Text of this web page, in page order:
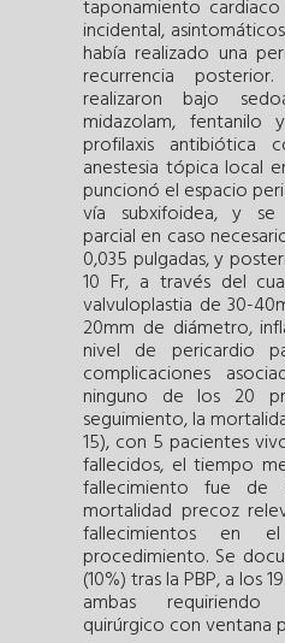
taponamiento
incidental,
había realizado una
recurrencia
realizaron bajo
midazolam, fentanilo
profilaxis antibiótica
anestesia tópica local
puncionó el espacio
vía subxifoidea, y se
parcial en caso
0,035 pulgadas, y
10 Fr, a través del
valvuloplastia de 30-
20mm de diámetro,
nivel de pericardio
complicaciones
ninguno de los 20
seguimiento, la
15), con 5 pacientes
fallecidos, el tiempo
fallecimiento fue de
mortalidad precoz
fallecimientos en
procedimiento. Se
(10%) tras la PBP, a los
ambas requiriendo
quirúrgico con ventana